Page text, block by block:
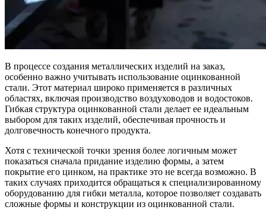
В процессе создания металлических изделий на заказ,
особенно важно учитывать использование оцинкованной
стали. Этот материал широко применяется в различных
областях, включая производство воздуховодов и водостоков.
Гибкая структура оцинкованной стали делает ее идеальным
выбором для таких изделий, обеспечивая прочность и
долговечность конечного продукта.
Хотя с технической точки зрения более логичным может
показаться сначала придание изделию формы, а затем
покрытие его цинком, на практике это не всегда возможно. В
таких случаях приходится обращаться к специализированному
оборудованию для гибки металла, которое позволяет создавать
сложные формы и конструкции из оцинкованной стали.